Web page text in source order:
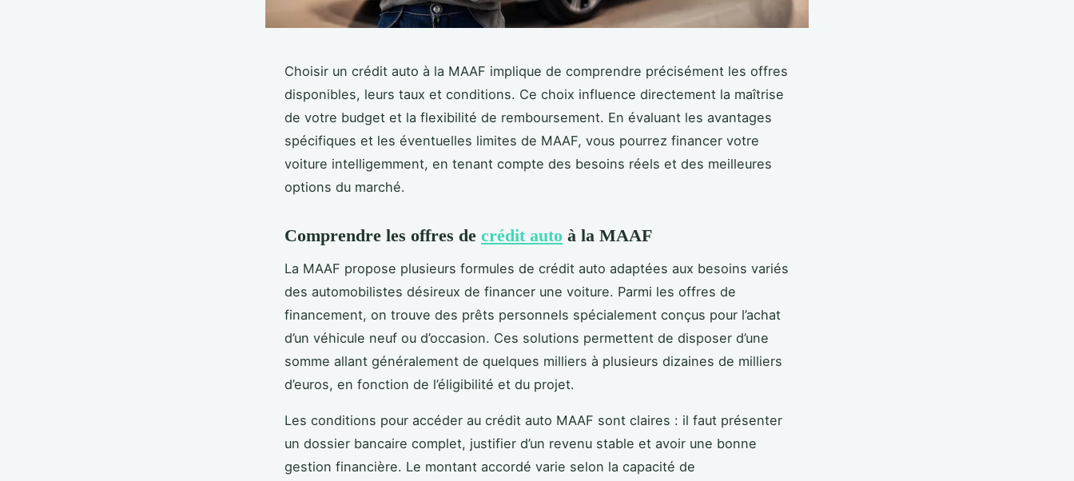
Choisir un crédit auto à la MAAF implique de comprendre précisément les offres
disponibles, leurs taux et conditions. Ce choix influence directement la maîtrise
de votre budget et la flexibilité de remboursement. En évaluant les avantages
spécifiques et les éventuelles limites de MAAF, vous pourrez financer votre
voiture intelligemment, en tenant compte des besoins réels et des meilleures
options du marché.
Comprendre les offres de crédit auto à la MAAF
La MAAF propose plusieurs formules de crédit auto adaptées aux besoins variés
des automobilistes désireux de financer une voiture. Parmi les offres de
financement, on trouve des prêts personnels spécialement conçus pour l’achat
d’un véhicule neuf ou d’occasion. Ces solutions permettent de disposer d’une
somme allant généralement de quelques milliers à plusieurs dizaines de milliers
d’euros, en fonction de l’éligibilité et du projet.
Les conditions pour accéder au crédit auto MAAF sont claires : il faut présenter
un dossier bancaire complet, justifier d’un revenu stable et avoir une bonne
gestion financière. Le montant accordé varie selon la capacité de